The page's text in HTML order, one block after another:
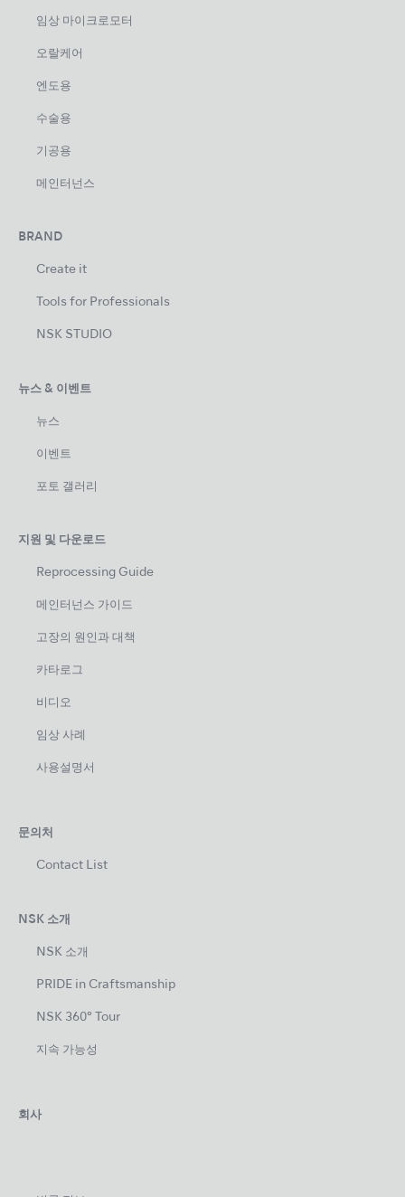
임상 마이크로모터
오랄케어
엔도용
수술용
기공용
메인터넌스
BRAND
Create it
Tools for Professionals
NSK STUDIO
뉴스 & 이벤트
뉴스
이벤트
포토 갤러리
지원 및 다운로드
Reprocessing Guide
메인터넌스 가이드
고장의 원인과 대책
카타로그
비디오
임상 사례
사용설명서
문의처
Contact List
NSK 소개
NSK 소개
PRIDE in Craftsmanship
NSK 360° Tour
지속 가능성
회사